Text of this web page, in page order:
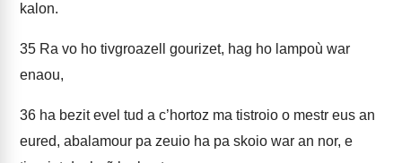
kalon.
35 Ra vo ho tivgroazell gourizet, hag ho lampoù war
enaou,
36 ha bezit evel tud a c’hortoz ma tistroio o mestr eus an
eured, abalamour pa zeuio ha pa skoio war an nor, e